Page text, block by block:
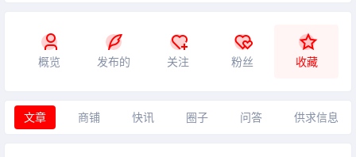
概览 发布的 关注 粉丝 收藏
文章 商铺 快讯 圈子 问答 供求信息